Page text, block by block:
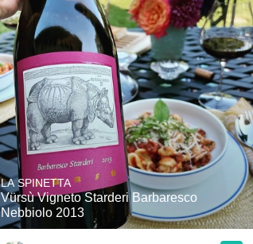
LA SPINETTA
Vürsù Vigneto Starderi Barbaresco
Nebbiolo 2013